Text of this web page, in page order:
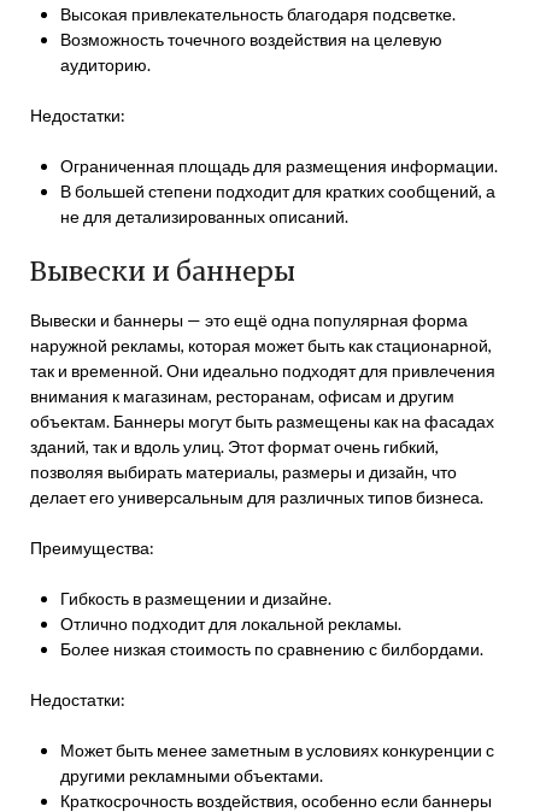
Высокая привлекательность благодаря подсветке.
Возможность точечного воздействия на целевую
аудиторию.
Недостатки:
Ограниченная площадь для размещения информации.
В большей степени подходит для кратких сообщений, а
не для детализированных описаний.
Вывески и баннеры
Вывески и баннеры — это ещё одна популярная форма
наружной рекламы, которая может быть как стационарной,
так и временной. Они идеально подходят для привлечения
внимания к магазинам, ресторанам, офисам и другим
объектам. Баннеры могут быть размещены как на фасадах
зданий, так и вдоль улиц. Этот формат очень гибкий,
позволяя выбирать материалы, размеры и дизайн, что
делает его универсальным для различных типов бизнеса.
Преимущества:
Гибкость в размещении и дизайне.
Отлично подходит для локальной рекламы.
Более низкая стоимость по сравнению с билбордами.
Недостатки:
Может быть менее заметным в условиях конкуренции с
другими рекламными объектами.
Краткосрочность воздействия, особенно если баннеры